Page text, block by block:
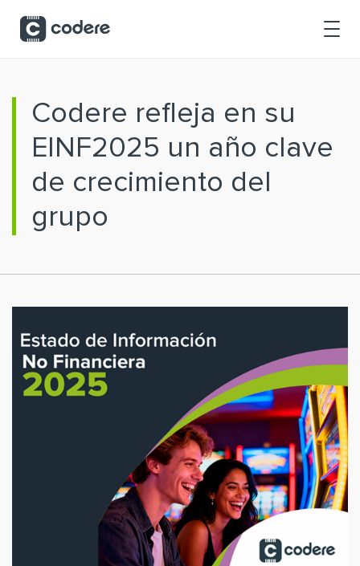
Codere refleja en su
EINF2025 un año clave
de crecimiento del
grupo